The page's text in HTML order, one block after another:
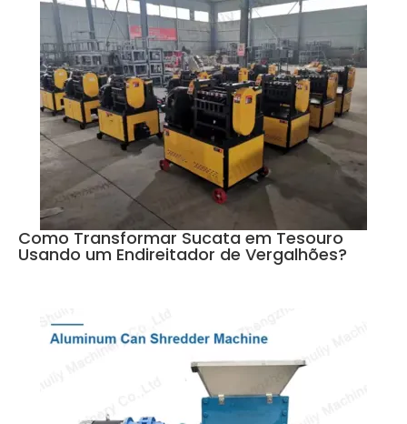
Como Transformar Sucata em Tesouro
Usando um Endireitador de Vergalhões?